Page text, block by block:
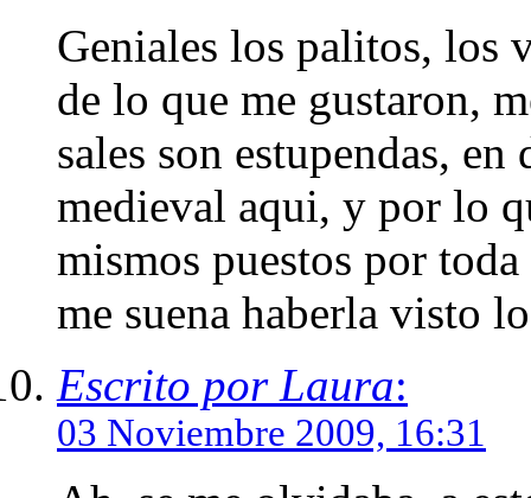
Geniales los palitos, los
de lo que me gustaron,
sales son estupendas,
medieval aqui, y por lo
mismos puestos por
me suena haberla visto
Escrito por Laura:
03 Noviembre 2009, 16:31